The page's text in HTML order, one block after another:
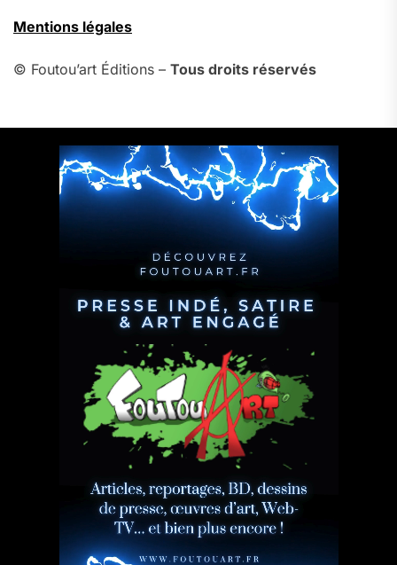
Mentions légales
© Foutou’art Éditions – Tous droits réservés